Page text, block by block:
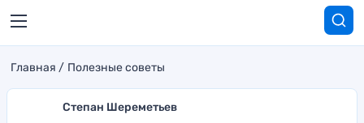
Главная Полезные советы
Степан Шереметьев